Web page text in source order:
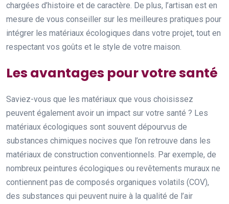
chargées d’histoire et de caractère. De plus, l’artisan est en
mesure de vous conseiller sur les meilleures pratiques pour
intégrer les matériaux écologiques dans votre projet, tout en
respectant vos goûts et le style de votre maison.
Les avantages pour votre santé
Saviez-vous que les matériaux que vous choisissez
peuvent également avoir un impact sur votre santé ? Les
matériaux écologiques sont souvent dépourvus de
substances chimiques nocives que l’on retrouve dans les
matériaux de construction conventionnels. Par exemple, de
nombreux peintures écologiques ou revêtements muraux ne
contiennent pas de composés organiques volatils (COV),
des substances qui peuvent nuire à la qualité de l’air